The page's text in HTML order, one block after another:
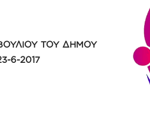
ΤΟΥ ΔΗΜΟΥ
6-2017